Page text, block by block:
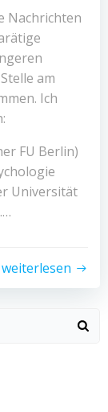
Nachrichten
am
Ich
FU Berlin)
Universität
weiterlesen